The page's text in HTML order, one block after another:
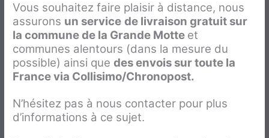
Vous souhaitez faire plaisir à distance, nous
assurons un service de livraison gratuit sur
la commune de la Grande Motte et
communes alentours (dans la mesure du
possible) ainsi quedes envois sur toute la
France via Collisimo/Chronopost.
N’hésitez pas à nous contacter pour plus
d’informations à ce sujet.